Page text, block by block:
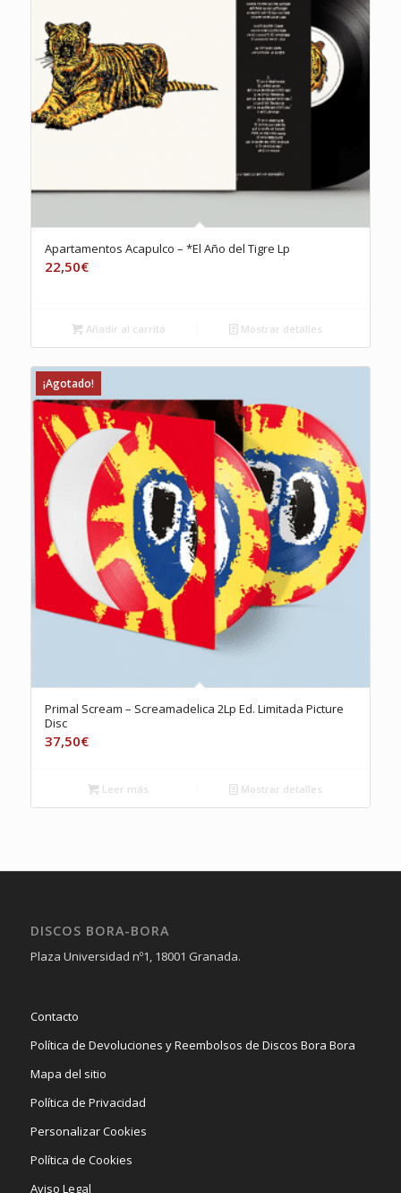
Apartamentos Acapulco – *El Año del Tigre Lp
22,50€
Añadir al carrito Mostrar detalles
¡Agotado!
Primal Scream – Screamadelica 2Lp Ed. Limitada Picture
Disc
37,50€
Leer más Mostrar detalles
DISCOS BORA-BORA
Plaza Universidad nº1, 18001 Granada.
Contacto
Política de Devoluciones y Reembolsos de Discos Bora Bora
Mapa del sitio
Política de Privacidad
Personalizar Cookies
Política de Cookies
Aviso Legal